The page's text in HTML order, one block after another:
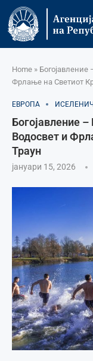
Home » Богојавление
Фрлање на Светиот
ЕВРОПА
Богојавление
Водосвет и
Траун
јануари 15, 2026